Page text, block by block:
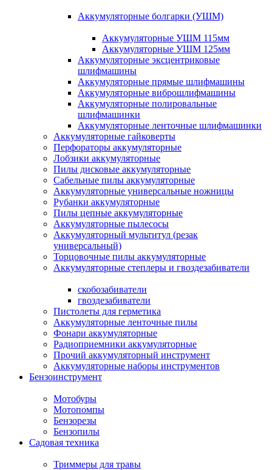
Аккумуляторные болгарки (УШМ)
Аккумуляторные УШМ 115мм
Аккумуляторные УШМ 125мм
Аккумуляторные эксцентриковые
шлифмашины
Аккумуляторные прямые шлифмашины
Аккумуляторные виброшлифмашины
Аккумуляторные полировальные
шлифмашинки
Аккумуляторные ленточные шлифмашинки
Аккумуляторные гайковерты
Перфораторы аккумуляторные
Лобзики аккумуляторные
Пилы дисковые аккумуляторные
Сабельные пилы аккумуляторные
Аккумуляторные универсальные ножницы
Рубанки аккумуляторные
Пилы цепные аккумуляторные
Аккумуляторные пылесосы
Аккумуляторный мультитул (резак
универсальный)
Торцовочные пилы аккумуляторные
Аккумуляторные степлеры и гвоздезабиватели
скобозабиватели
гвоздезабиватели
Пистолеты для герметика
Аккумуляторные ленточные пилы
Фонари аккумуляторные
Радиоприемники аккумуляторные
Прочий аккумуляторный инструмент
Аккумуляторные наборы инструментов
Бензоинструмент
Мотобуры
Мотопомпы
Бензорезы
Бензопилы
Садовая техника
Триммеры для травы